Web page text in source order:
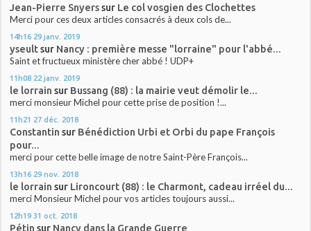
Jean-Pierre Snyerssur Le col vosgien des Clochettes
Merci pour ces deux articles consacrés à deux cols de...
14h16 29 janv. 2019
yseultsur Nancy : première messe "lorraine" pour l'abbé...
Saint et fructueux ministère cher abbé ! UDP+
11h08 22 janv. 2019
le lorrain sur Bussang (88) : la mairie veut démolir le...
merci monsieur Michel pour cette prise de position !...
11h21 27 déc. 2018
Constantin sur Bénédiction Urbi et Orbi du pape François
pour...
merci pour cette belle image de notre Saint-Père François...
13h16 29 nov. 2018
le lorrain sur Lironcourt (88) : le Charmont, cadeau irréel du...
merci Monsieur Michel pour vos articles toujours aussi...
12h19 31 oct. 2018
Pétin sur Nancy dans la Grande Guerre